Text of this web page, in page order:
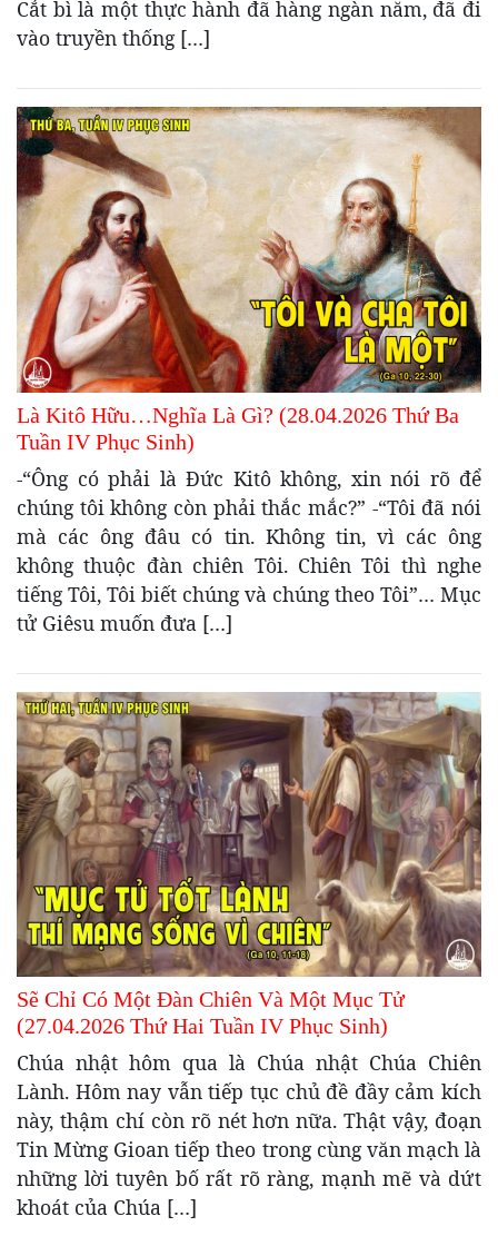
Cắt bì là một thực hành đã hàng ngàn năm, đã đi
vào truyền thống […]
Là Kitô Hữu…Nghĩa Là Gì? (28.04.2026 Thứ Ba
Tuần IV Phục Sinh)
-“Ông có phải là Đức Kitô không, xin nói rõ để
chúng tôi không còn phải thắc mắc?” -“Tôi đã nói
mà các ông đâu có tin. Không tin, vì các ông
không thuộc đàn chiên Tôi. Chiên Tôi thì nghe
tiếng Tôi, Tôi biết chúng và chúng theo Tôi”… Mục
tử Giêsu muốn đưa […]
Sẽ Chỉ Có Một Đàn Chiên Và Một Mục Tử
(27.04.2026 Thứ Hai Tuần IV Phục Sinh)
Chúa nhật hôm qua là Chúa nhật Chúa Chiên
Lành. Hôm nay vẫn tiếp tục chủ đề đầy cảm kích
này, thậm chí còn rõ nét hơn nữa. Thật vậy, đoạn
Tin Mừng Gioan tiếp theo trong cùng văn mạch là
những lời tuyên bố rất rõ ràng, mạnh mẽ và dứt
khoát của Chúa […]